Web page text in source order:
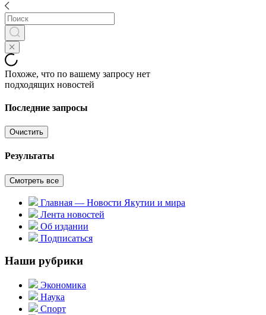
Похоже, что по вашему запросу нет
подходящих новостей
Последние запросы
Очистить
Результаты
Смотреть все
Главная — Новости Якутии и мира
Лента новостей
Об издании
Подписаться
Наши рубрики
Экономика
Наука
Спорт